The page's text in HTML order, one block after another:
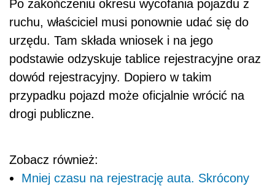
Po zakończeniu okresu wycofania pojazdu z
ruchu, właściciel musi ponownie udać się do
urzędu. Tam składa wniosek i na jego
podstawie odzyskuje tablice rejestracyjne oraz
dowód rejestracyjny. Dopiero w takim
przypadku pojazd może oficjalnie wrócić na
drogi publiczne.
Zobacz również:
Mniej czasu na rejestrację auta. Skrócony